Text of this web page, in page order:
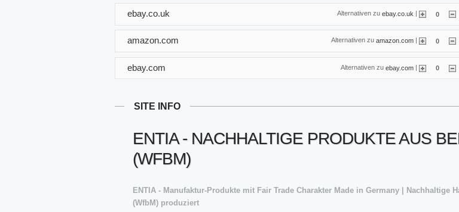
Alternativen zu ebay.co.uk | 0
ebay.co.uk
Alternativen zu amazon.com 0
amazon.com
Alternativen zu ebay.com | 0
ebay.com
SITE INFO
ENTIA - NACHHALTIGE PRODUKTE AUS
(WFBM)
ENTIA - Manufaktur-Produkte mit Fair Trade Charakter Made in Germany |
(WfbM) produziert